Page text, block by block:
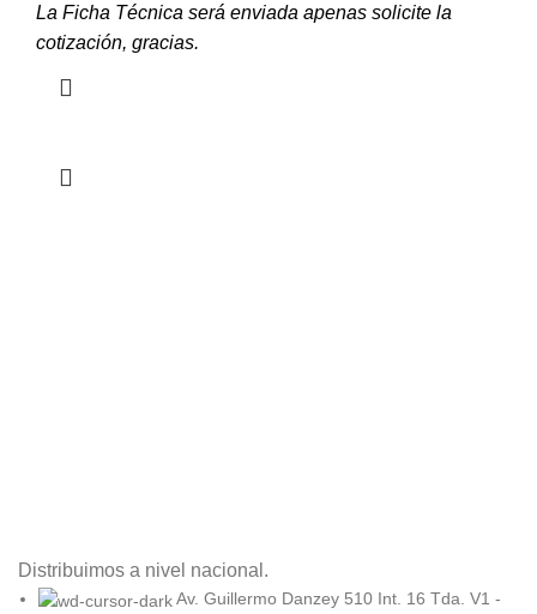
La Ficha Técnica será enviada apenas solicite la
cotización, gracias.
Distribuimos a nivel nacional.
Av. Guillermo Danzey 510 Int. 16 Tda. V1 -